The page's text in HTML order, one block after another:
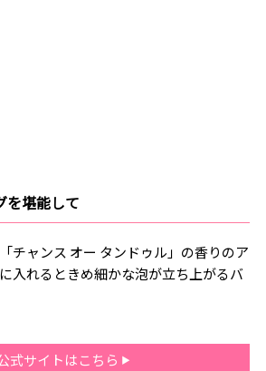
を堪能して
チャンス オー タンドゥル」の香りのア
入れるときめ細かな泡が立ち上がるバ
式サイトはこちら